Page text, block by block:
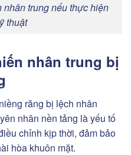
trung nếu thực hiện
thuật
nhân trung bị
răng bị lệch nhân
nhân nền tảng là yếu tố
chỉnh kịp thời, đảm bảo
hòa khuôn mặt.